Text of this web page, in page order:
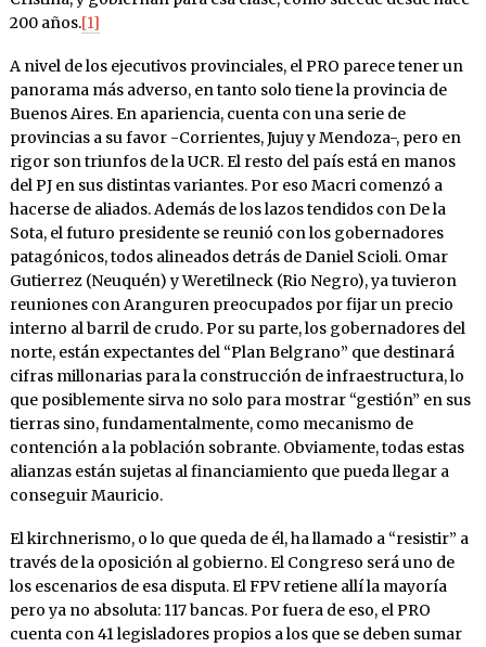
200 años.[1]
A nivel de los ejecutivos provinciales, el PRO parece tener un
panorama más adverso, en tanto solo tiene la provincia de
Buenos Aires. En apariencia, cuenta con una serie de
provincias a su favor -Corrientes, Jujuy y Mendoza-, pero en
rigor son triunfos de la UCR. El resto del país está en manos
del PJ en sus distintas variantes. Por eso Macri comenzó a
hacerse de aliados. Además de los lazos tendidos con De la
Sota, el futuro presidente se reunió con los gobernadores
patagónicos, todos alineados detrás de Daniel Scioli. Omar
Gutierrez (Neuquén) y Weretilneck (Rio Negro), ya tuvieron
reuniones con Aranguren preocupados por fijar un precio
interno al barril de crudo. Por su parte, los gobernadores del
norte, están expectantes del “Plan Belgrano” que destinará
cifras millonarias para la construcción de infraestructura, lo
que posiblemente sirva no solo para mostrar “gestión” en sus
tierras sino, fundamentalmente, como mecanismo de
contención a la población sobrante. Obviamente, todas estas
alianzas están sujetas al financiamiento que pueda llegar a
conseguir Mauricio.
El kirchnerismo, o lo que queda de él, ha llamado a “resistir” a
través de la oposición al gobierno. El Congreso será uno de
los escenarios de esa disputa. El FPV retiene allí la mayoría
pero ya no absoluta: 117 bancas. Por fuera de eso, el PRO
cuenta con 41 legisladores propios a los que se deben sumar